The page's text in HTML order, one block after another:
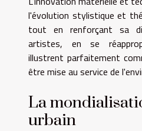
l'évolution stylistique et
tout en renforçant sa
artistes, en se
illustrent parfaitement
être mise au service de
La
urbain